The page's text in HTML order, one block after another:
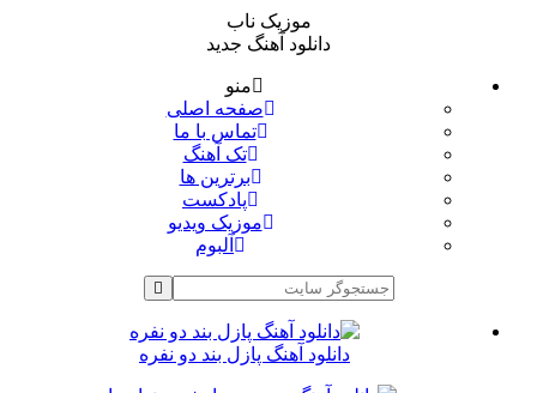
موزیک ناب
دانلود آهنگ جدید
منو
صفحه اصلی
تماس با ما
تک آهنگ
برترین ها
پادکست
موزیک ویدیو
آلبوم
دانلود آهنگ پازل بند دو نفره